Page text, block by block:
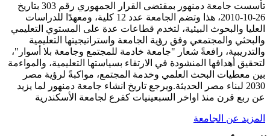
تأسست جامعة دمنهور بمقتضى القرار الجمهوري رقم 303 بتاريخ
26-10-2010، هذا وتضم الجامعة عدد 12 كلية، ومعهدًا للدراسات
العليا والبحوث البيئية، لتخدم قطاعات عدة على المستوي التعليمي
والبحثي والمجتمعي وفق رؤية الجامعة واستراتيجيتها التعليمية
والتدريبية، رافعةً شعار "جامعة خادمة للمجتمع وجامعة بلا أسوار"،
لتحقيق أهدافها المنشودة في الارتقاء بسياستها التعليمية، والمواءمة
بين معطيات البحث العلمي وخدمة المجتمع، مواكبةً لرؤية مصر
2030 لبناء مصر الحديثة.ويرجع تاريخ انشاء جامعة دمنهور لما يزيد
عن ربع قرن منذ اواخر السبعينيات كفرع لجامعة الأسكندرية
المزيد عن الجامعة